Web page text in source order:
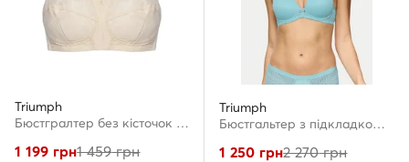
Triumph
Бюстгралтер без кісточок · Бежевий
1 199 грн1 459грн
Triumph
Бюстгальтер з підкладкою · Голубий
1 250 грн2 270грн